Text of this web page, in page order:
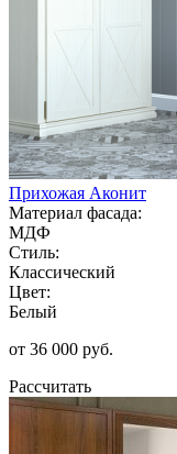
Прихожая Аконит
Материал фасада:
МДФ
Стиль:
Классический
Цвет:
Белый
от 36 000 руб.
Рассчитать